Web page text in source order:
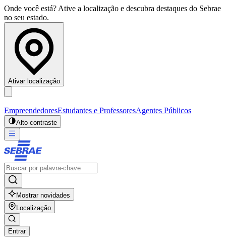
Onde você está? Ative a localização e descubra destaques do Sebrae
no seu estado.
Ativar localização
EmpreendedoresEstudantes e ProfessoresAgentes Públicos
Alto contraste
Mostrar novidades
Localização
Entrar